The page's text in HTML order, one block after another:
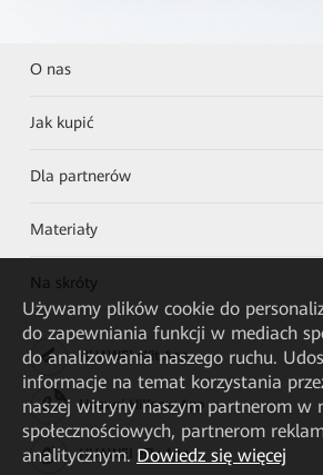
O nas
Jak kupić
Dla partnerów
Materiały
Na skróty
HUAWEI eKit App
Huawei HiKnow App
HUAWEI eFly App
Używamy plików cookie do
do zapewniania funkcji w mediach
do analizowania naszego ruchu.
informacje na temat korzystania
naszej witryny naszym partnerom w
społecznościowych, partnerom
analitycznym. Dowiedz się więcej